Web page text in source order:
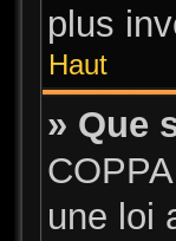
plus
Haut
» Que
une loi